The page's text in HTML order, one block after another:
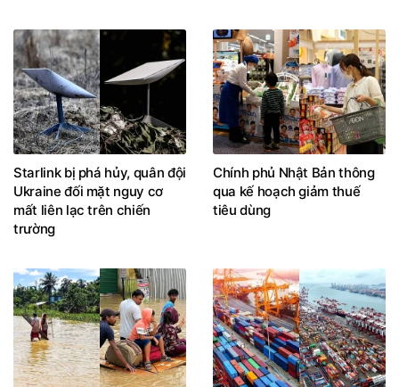
Starlink bị phá hủy, quân đội
Ukraine đối mặt nguy cơ
mất liên lạc trên chiến
trường
Chính phủ Nhật Bản thông
qua kế hoạch giảm thuế
tiêu dùng